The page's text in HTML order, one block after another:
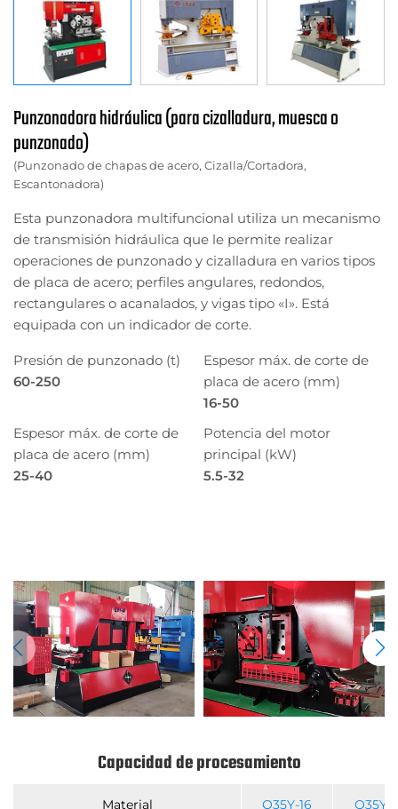
Punzonadora hidráulica (para cizalladura, muesca o
punzonado)
(Punzonado de chapas de acero, Cizalla/Cortadora,
Escantonadora)
Esta punzonadora multifuncional utiliza un mecanismo
de transmisión hidráulica que le permite realizar
operaciones de punzonado y cizalladura en varios tipos
de placa de acero; perfiles angulares, redondos,
rectangulares o acanalados, y vigas tipo «I». Está
equipada con un indicador de corte.
Presión de punzonado (t)
60-250
Espesor máx. de corte de
placa de acero (mm)
16-50
Espesor máx. de corte de
placa de acero (mm)
25-40
Potencia del motor
principal (kW)
5.5-32
Capacidad de procesamiento
Material Q35Y-16 Q35Y-